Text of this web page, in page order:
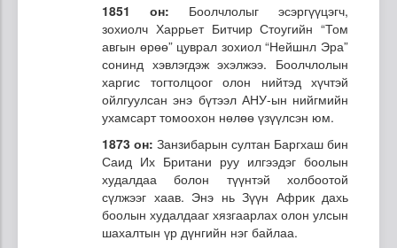
1851 он: Боолчлолыг эсэргүүцэгч,
зохиолч Харрьет Битчир Стоугийн “Том
авгын өрөө” цуврал зохиол “Нейшнл Эра”
сонинд хэвлэгдэж эхэлжээ. Боолчлолын
харгис тогтолцоог олон нийтэд хүчтэй
ойлгуулсан энэ бүтээл АНУ-ын нийгмийн
ухамсарт томоохон нөлөө үзүүлсэн юм.
1873 он: Занзибарын султан Баргхаш бин
Саид Их Британи руу илгээдэг боолын
худалдаа болон түүнтэй холбоотой
сүлжээг хаав. Энэ нь Зүүн Африк дахь
боолын худалдааг хязгаарлах олон улсын
шахалтын үр дүнгийн нэг байлаа.